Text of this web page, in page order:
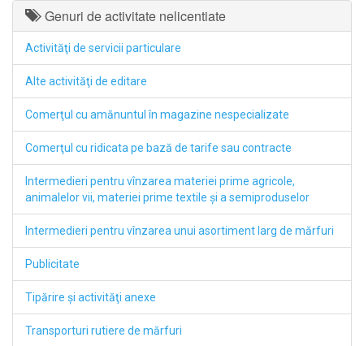
Genuri de activitate nelicentiate
Activităţi de servicii particulare
Alte activităţi de editare
Comerţul cu amănuntul în magazine nespecializate
Comerţul cu ridicata pe bază de tarife sau contracte
Intermedieri pentru vînzarea materiei prime agricole,
animalelor vii, materiei prime textile şi a semiproduselor
Intermedieri pentru vînzarea unui asortiment larg de mărfuri
Publicitate
Tipărire şi activităţi anexe
Transporturi rutiere de mărfuri